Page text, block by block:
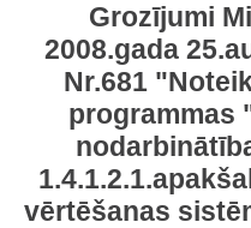
Grozījumi
2008.gada
Nr.681
programmas
vērtēšanas